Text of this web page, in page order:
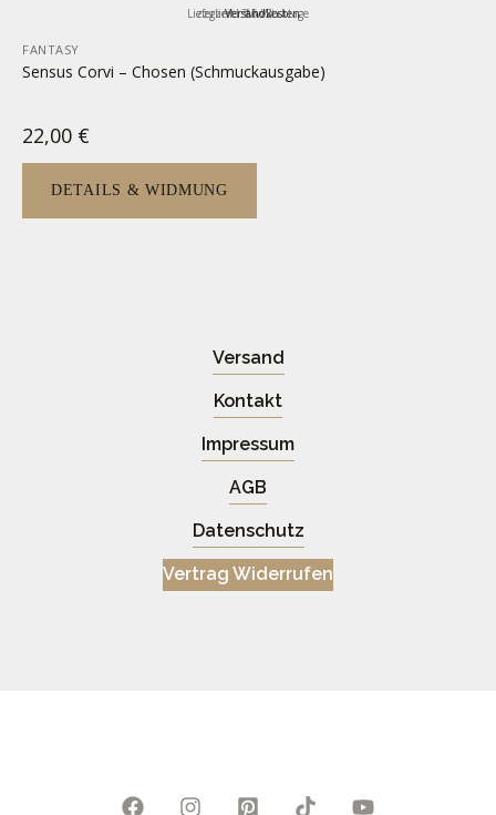
inkl. MwSt.
zzgl.Versandkosten
Lieferzeit:3-5 Werktage
FANTASY
Sensus Corvi – Chosen (Schmuckausgabe)
22,00 €
DETAILS & WIDMUNG
Versand
Kontakt
Impressum
AGB
Datenschutz
Vertrag Widerrufen